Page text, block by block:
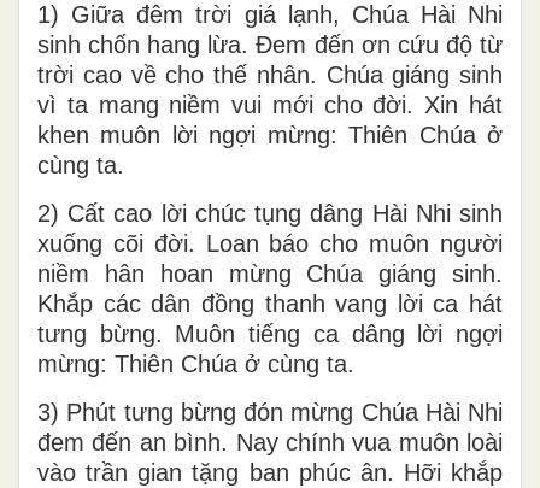
1) Giữa đêm trời giá lạnh, Chúa Hài Nhi
sinh chốn hang lừa. Đem đến ơn cứu độ từ
trời cao về cho thế nhân. Chúa giáng sinh
vì ta mang niềm vui mới cho đời. Xin hát
khen muôn lời ngợi mừng: Thiên Chúa ở
cùng ta.
2) Cất cao lời chúc tụng dâng Hài Nhi sinh
xuống cõi đời. Loan báo cho muôn người
niềm hân hoan mừng Chúa giáng sinh.
Khắp các dân đồng thanh vang lời ca hát
tưng bừng. Muôn tiếng ca dâng lời ngợi
mừng: Thiên Chúa ở cùng ta.
3) Phút tưng bừng đón mừng Chúa Hài Nhi
đem đến an bình. Nay chính vua muôn loài
vào trần gian tặng ban phúc ân. Hỡi khắp